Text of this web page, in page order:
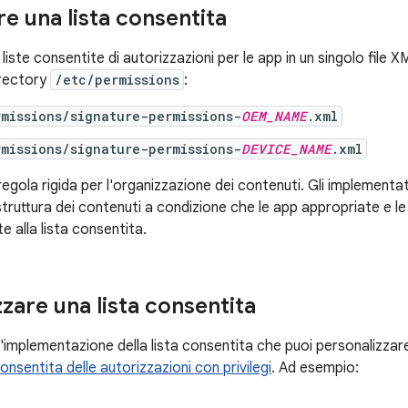
una lista consentita
consentite di autorizzazioni per le app in un singolo file
/etc/permissions :
signature-permissions-OEM_NAME.xml
signature-permissions-DEVICE_NAME.xml
rigida per l'organizzazione dei contenuti. Gli
dei contenuti a condizione che le app appropriate e
alla lista consentita.
una lista consentita
della lista consentita che puoi
delle autorizzazioni con privilegi. Ad esempio: